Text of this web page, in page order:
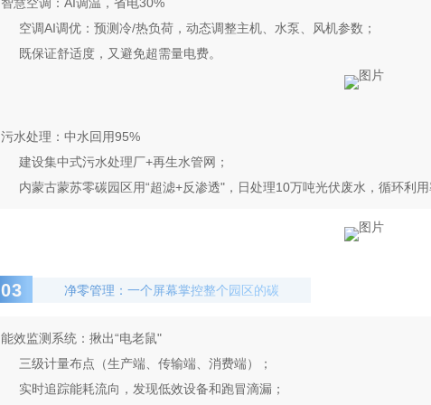
空调AI调优：预测冷/热负荷，动态调整主机、水泵、风机参数；
既保证舒适度，又避免超需量电费。
污水处理：中水回用95%
建设集中式污水处理厂+再生水管网；
内蒙古蒙苏零碳园区用“超滤+反渗透"，日处理10万吨光伏废水，循环利用
03 净零管理：一个屏幕掌控整个园区的碳
能效监测系统：揪出“电老鼠"
三级计量布点（生产端、传输端、消费端）；
实时追踪能耗流向，发现低效设备和跑冒滴漏；